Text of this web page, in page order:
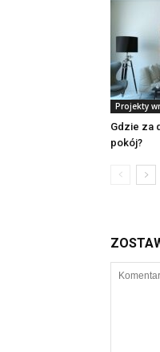
Projekty
Gdzie za
pokój?